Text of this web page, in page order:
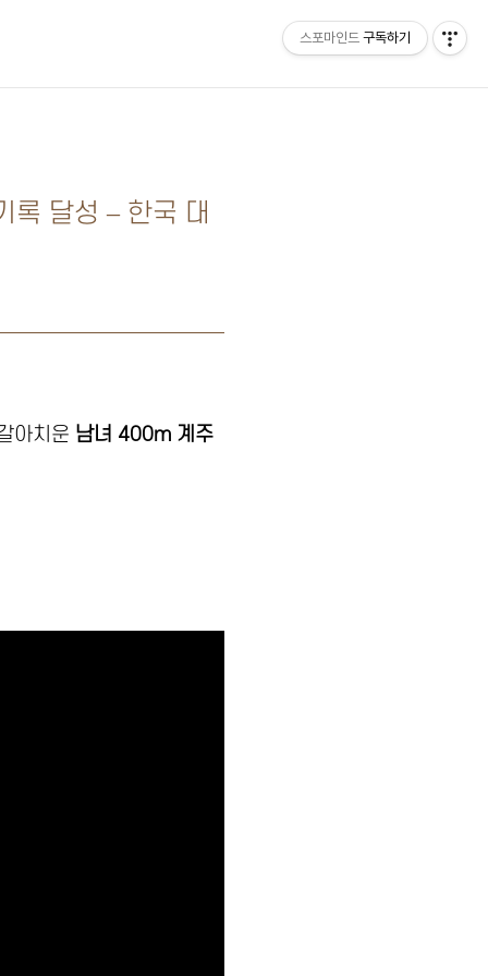
홈
달성 – 한국 대
아치운 남녀 400m 계주
스포마인드 구독하기